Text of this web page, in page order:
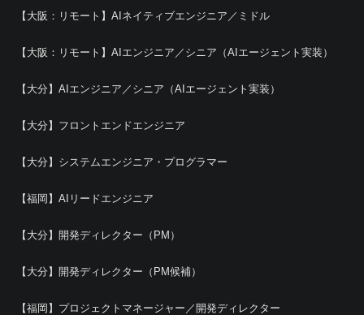
【大阪：リモート】AIネイティブエンジニア／ミドル
【大阪：リモート】AIエンジニア／シニア（AIエージェント実装）
【大分】AIエンジニア／シニア（AIエージェント実装）
【大分】フロントエンドエンジニア
【大分】システムエンジニア・プログラマー
【福岡】AIリードエンジニア
【大分】開発ディレクター（PM）
【大分】開発ディレクター（PM候補）
【福岡】プロジェクトマネージャー／開発ディレクター